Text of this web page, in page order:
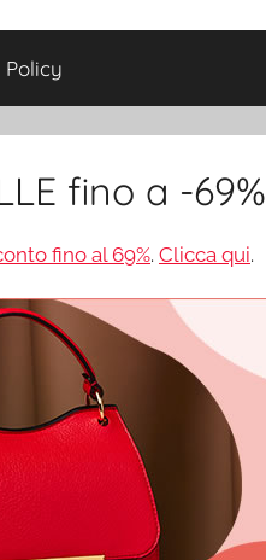
Policy
fino a -69%
fino al 69%. Clicca qui.